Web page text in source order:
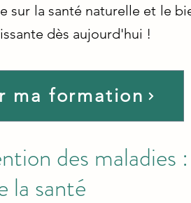
sur la santé naturelle et le
dès aujourd'hui !
ma formation
des maladies
la santé